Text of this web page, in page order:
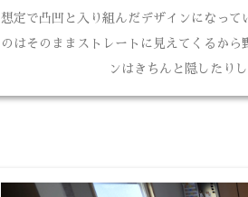
想定で凸凹と入り組んだデザインになっ
のはそのままストレートに見えてくるか
ンはきちんと隠したり